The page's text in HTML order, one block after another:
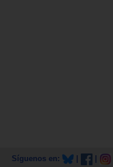
Síguenos en: